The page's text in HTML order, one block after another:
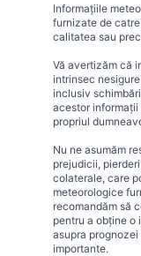
Informațiile
furnizate de
calitatea sau
Vă avertizăm că
intrinsec
inclusiv
acestor
propriul
Nu ne asumăm
prejudicii,
colaterale, care
meteorologice
recomandăm să
pentru a obține o
asupra
importante.